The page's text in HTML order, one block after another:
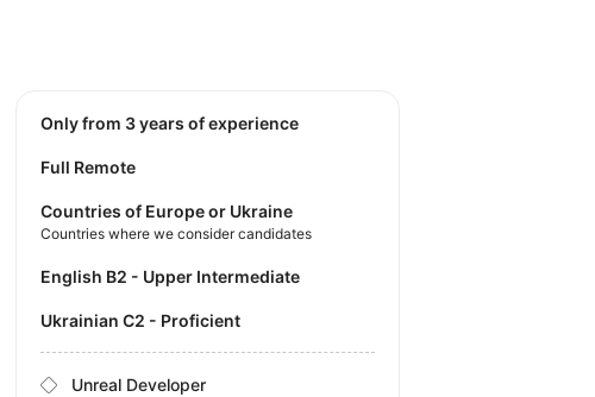
Only from 3 years of experience
Full Remote
Countries of Europe or Ukraine
Countries where we consider candidates
English B2 - Upper Intermediate
Ukrainian C2 - Proficient
Unreal Developer